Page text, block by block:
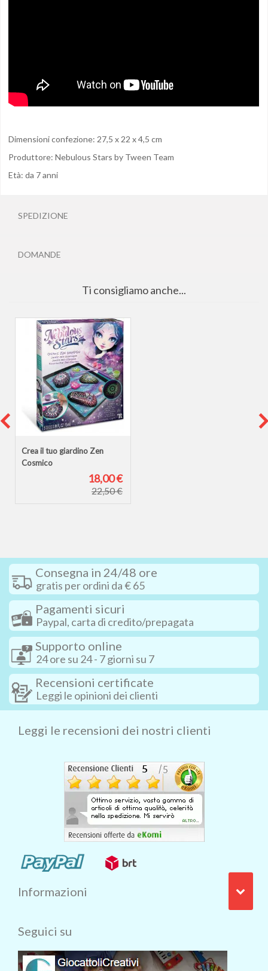
Dimensioni confezione: 27,5 x 22 x 4,5 cm
Produttore: Nebulous Stars by Tween Team
Età: da 7 anni
SPEDIZIONE
DOMANDE
Ti consigliamo anche...
Crea il tuo giardino Zen
Cosmico
18,00 €
22,50 €
Consegna in 24/48 ore
gratis per ordini da € 65
Pagamenti sicuri
Paypal, carta di credito/prepagata
Supporto online
24 ore su 24 - 7 giorni su 7
Recensioni certificate
Leggi le opinioni dei clienti
Leggi le recensioni dei nostri clienti
Informazioni
Seguici su